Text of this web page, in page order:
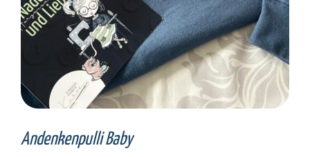
Andenkenpulli Baby